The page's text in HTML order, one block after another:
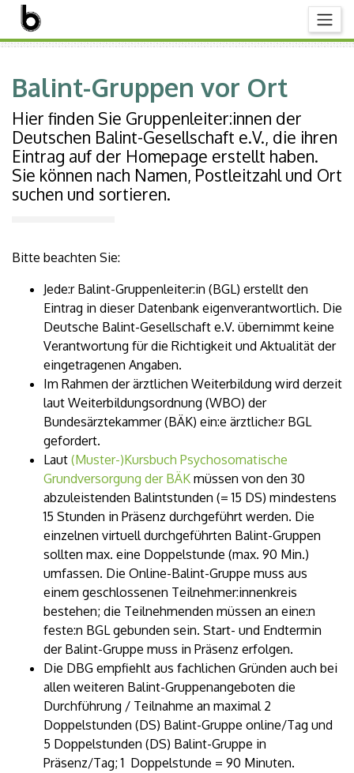
Balint-Gruppen vor Ort
Hier finden Sie Gruppenleiter:innen der
Deutschen Balint-Gesellschaft e.V., die ihren
Eintrag auf der Homepage erstellt haben.
Sie können nach Namen, Postleitzahl und Ort
suchen und sortieren.
Bitte beachten Sie:
Jede:r Balint-Gruppenleiter:in (BGL) erstellt den
Eintrag in dieser Datenbank eigenverantwortlich. Die
Deutsche Balint-Gesellschaft e.V. übernimmt keine
Verantwortung für die Richtigkeit und Aktualität der
eingetragenen Angaben.
Im Rahmen der ärztlichen Weiterbildung wird derzeit
laut Weiterbildungsordnung (WBO) der
Bundesärztekammer (BÄK) ein:e ärztliche:r BGL
gefordert.
Laut (Muster-)Kursbuch Psychosomatische
Grundversorgung der BÄK müssen von den 30
abzuleistenden Balintstunden (= 15 DS) mindestens
15 Stunden in Präsenz durchgeführt werden. Die
einzelnen virtuell durchgeführten Balint-Gruppen
sollten max. eine Doppelstunde (max. 90 Min.)
umfassen. Die Online-Balint-Gruppe muss aus
einem geschlossenen Teilnehmer:innenkreis
bestehen; die Teilnehmenden müssen an eine:n
feste:n BGL gebunden sein. Start- und Endtermin
der Balint-Gruppe muss in Präsenz erfolgen.
Die DBG empfiehlt aus fachlichen Gründen auch bei
allen weiteren Balint-Gruppenangeboten die
Durchführung / Teilnahme an maximal 2
Doppelstunden (DS) Balint-Gruppe online/Tag und
5 Doppelstunden (DS) Balint-Gruppe in
Präsenz/Tag; 1 Doppelstunde = 90 Minuten.